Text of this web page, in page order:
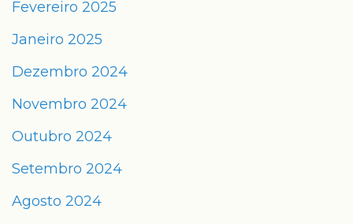
Fevereiro 2025
Janeiro 2025
Dezembro 2024
Novembro 2024
Outubro 2024
Setembro 2024
Agosto 2024